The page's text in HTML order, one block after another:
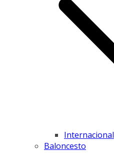
Internacional
Baloncesto